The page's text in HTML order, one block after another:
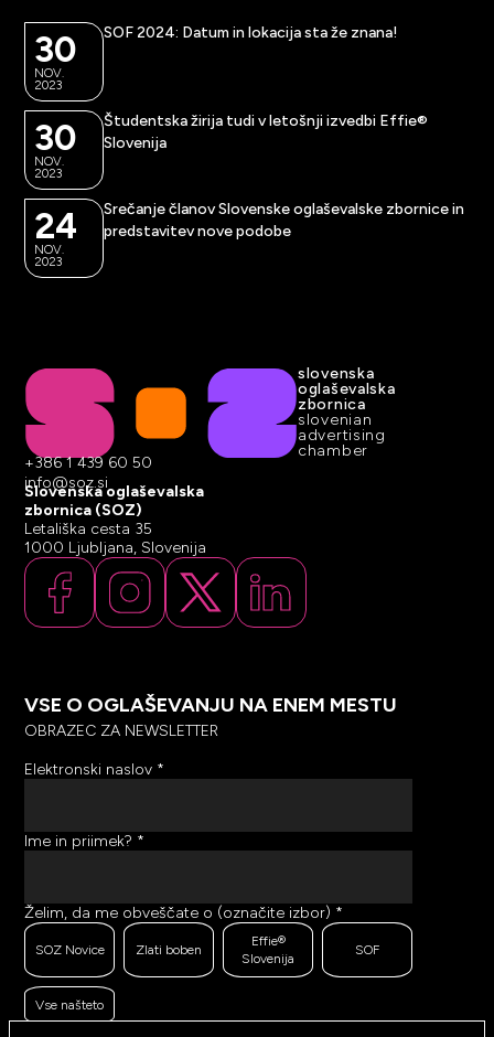
30
NOV.
2023
SOF 2024: Datum in lokacija sta že znana!
30
NOV.
2023
Študentska žirija tudi v letošnji izvedbi Effie®
Slovenija
24
NOV.
2023
Srečanje članov Slovenske oglaševalske zbornice in
predstavitev nove podobe
slovenska
oglaševalska
zbornica
slovenian
advertising
chamber
+386 1 439 60 50
info@soz.si
Slovenska oglaševalska
zbornica (SOZ)
Letališka cesta 35
1000 Ljubljana, Slovenija
VSE O OGLAŠEVANJU NA ENEM MESTU
OBRAZEC ZA NEWSLETTER
Elektronski naslov *
Ime in priimek? *
SOZ Novice Zlati boben
Effie®
Slovenija
SOF
Vse našteto
Želim, da me obveščate o (označite izbor) *